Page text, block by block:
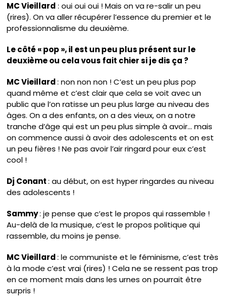
MC Vieillard : oui oui oui ! Mais on va re-salir un peu
(rires). On va aller récupérer l’essence du premier et le
professionnalisme du deuxième.
Le côté « pop », il est un peu plus présent sur le
deuxième ou cela vous fait chier si je dis ça ?
MC Vieillard: non non non ! C’est un peu plus pop
quand même et c’est clair que cela se voit avec un
public que l’on ratisse un peu plus large au niveau des
âges. On a des enfants, on a des vieux, on a notre
tranche d’âge qui est un peu plus simple à avoir… mais
on commence aussi à avoir des adolescents et on est
un peu fières ! Ne pas avoir l’air ringard pour eux c’est
cool !
Dj Conant: au début, on est hyper ringardes au niveau
des adolescents !
Sammy: je pense que c’est le propos qui rassemble !
Au-delà de la musique, c’est le propos politique qui
rassemble, du moins je pense.
MC Vieillard: le communiste et le féminisme, c’est très
à la mode c’est vrai (rires) ! Cela ne se ressent pas trop
en ce moment mais dans les urnes on pourrait être
surpris !